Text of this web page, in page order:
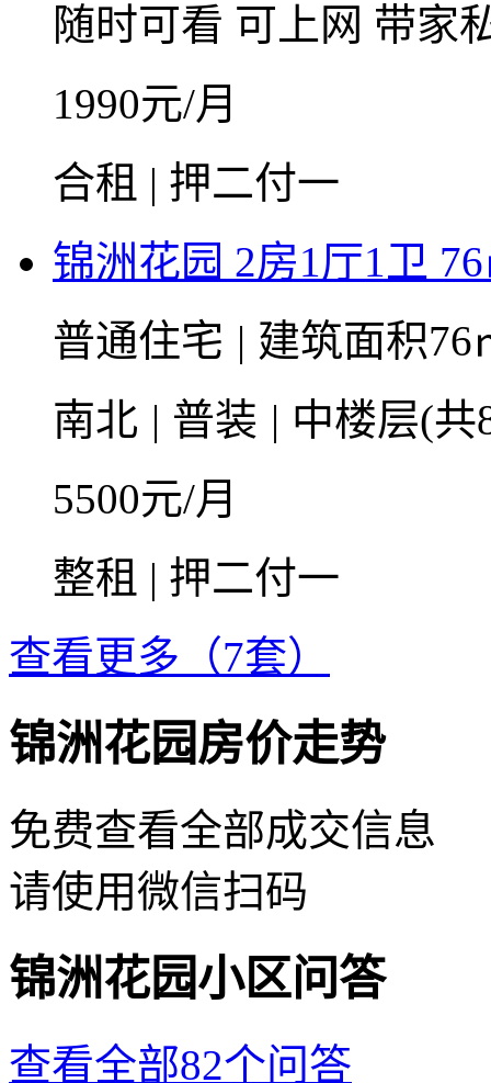
随时可看 可上网 带家
1990元/月
合租 | 押二付一
锦洲花园 2房1厅1卫
普通住宅 | 建筑面积
南北 | 普装 | 中楼层(
5500元/月
整租 | 押二付一
查看更多（7套）
锦洲花园房价走势
免费查看全部成交信息
请使用微信扫码
锦洲花园小区问答
查看全部82个问答